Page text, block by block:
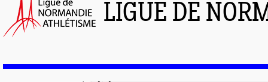
LIGUE DE